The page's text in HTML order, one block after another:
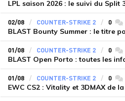
LPL saison 2026 : le suivi du Split
02/08 COUNTER-STRIKE 2 0
BLAST Bounty Summer : le titre
01/08 COUNTER-STRIKE 2 0
01/08 COUNTER-STRIKE 2 0
EWC CS2 : Vitality et 3DMAX de